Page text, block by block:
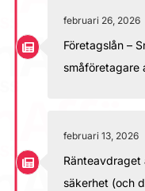
februari 26, 2026
Företagslån –
småföretagare
februari 13, 2026
Ränteavdraget
säkerhet (och